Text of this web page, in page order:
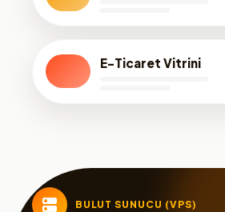
E-Ticaret Vitrini
BULUT SUNUCU (VPS)